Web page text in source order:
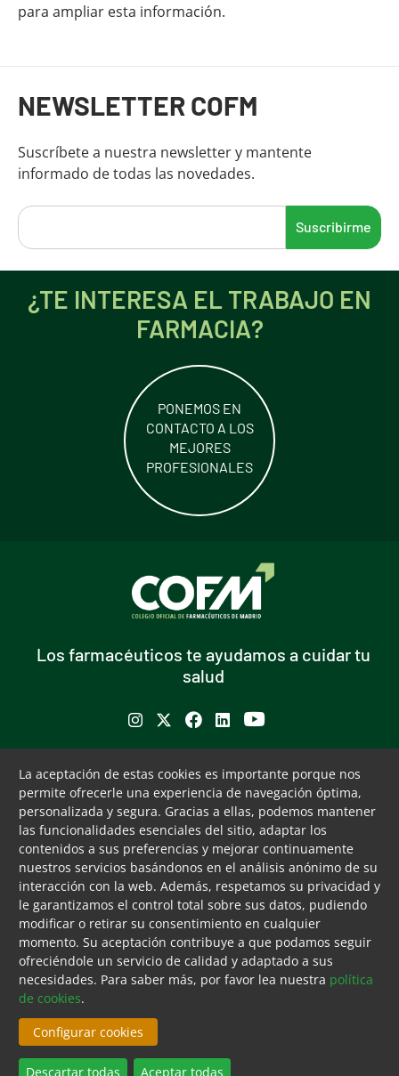
para ampliar esta información.
NEWSLETTER COFM
Suscríbete a nuestra newsletter y mantente
informado de todas las novedades.
Los farmacéuticos te ayudamos a cuidar tu
salud
Se abre en ventana nueva
Se abre en ventana nueva
Se abre en ventana nueva
Se abre en ventana nueva
Buscador de farmacias
Bolsa de empleo
Formación contínua
Publicaciones y documentos
de interés
Ventanilla única
Canal ético
Servicios colegiales
COFM Servicios 31
Menú pie
Aviso legal Tecla de acceso 8
Accesibilidad Cookies Mapa web Contacto
Farmacéuticos de Madrid. Derechos reservados.
¿TE INTERESA EL TRABAJO EN
FARMACIA?
PONEMOS EN
CONTACTO A LOS
MEJORES
PROFESIONALES
CAMBIAR CONFIGURACIÓN DE COOKIES
La aceptación de estas cookies es importante porque nos
permite ofrecerle una experiencia de navegación óptima,
personalizada y segura. Gracias a ellas, podemos mantener
las funcionalidades esenciales del sitio, adaptar los
contenidos a sus preferencias y mejorar continuamente
nuestros servicios basándonos en el análisis anónimo de su
interacción con la web. Además, respetamos su privacidad y
le garantizamos el control total sobre sus datos, pudiendo
modificar o retirar su consentimiento en cualquier
momento. Su aceptación contribuye a que podamos seguir
ofreciéndole un servicio de calidad y adaptado a sus
necesidades. Para saber más, por favor lea nuestra política
de cookies.
Configurar cookies
Descartar todas Aceptar todas